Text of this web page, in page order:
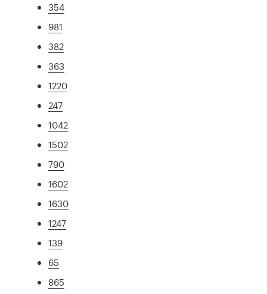
354
981
382
363
1220
247
1042
1502
790
1602
1630
1247
139
65
865